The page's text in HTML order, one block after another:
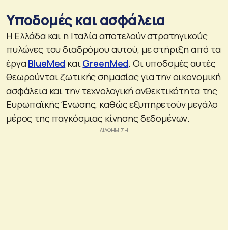
Υποδομές και ασφάλεια
Η Ελλάδα και η Ιταλία αποτελούν στρατηγικούς
πυλώνες του διαδρόμου αυτού, με στήριξη από τα
έργαBlueMed καιGreenMed. Οι υποδομές αυτές
θεωρούνται ζωτικής σημασίας για την οικονομική
ασφάλεια και την τεχνολογική ανθεκτικότητα της
Ευρωπαϊκής Ένωσης, καθώς εξυπηρετούν μεγάλο
μέρος της παγκόσμιας κίνησης δεδομένων.